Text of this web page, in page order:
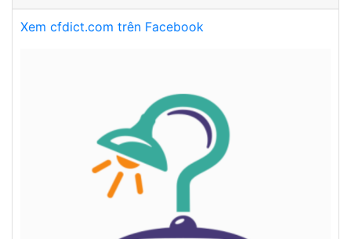
Xem cfdict.com trên Facebook